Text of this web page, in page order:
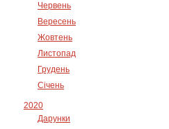
Червень
Вересень
Жовтень
Листопад
Грудень
Січень
2020
Дарунки